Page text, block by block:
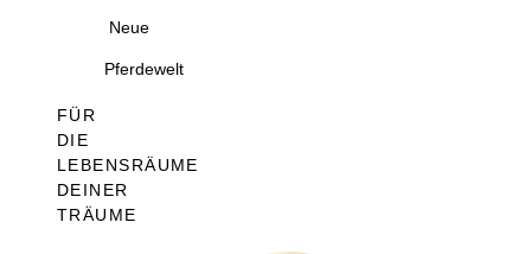
Neue
Pferdewelt
FÜR
DIE
LEBENSRÄUME
DEINER
TRÄUME